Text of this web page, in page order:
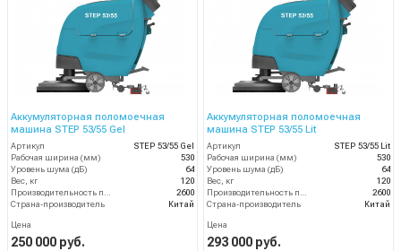
Аккумуляторная поломоечная
машина STEP 53/55 Gel
Артикул
STEP 53/55 Gel
Рабочая ширина (мм)
530
Уровень шума (дБ)
64
Вес, кг
120
Производительность по площади (м2/ч)
2600
Страна-производитель
Китай
Цена
250 000 руб.
Аккумуляторная поломоечная
машина STEP 53/55 Lit
Артикул
STEP 53/55 Lit
Рабочая ширина (мм)
530
Уровень шума (дБ)
64
Вес, кг
120
Производительность по площади (м2/ч)
2600
Страна-производитель
Китай
Цена
293 000 руб.